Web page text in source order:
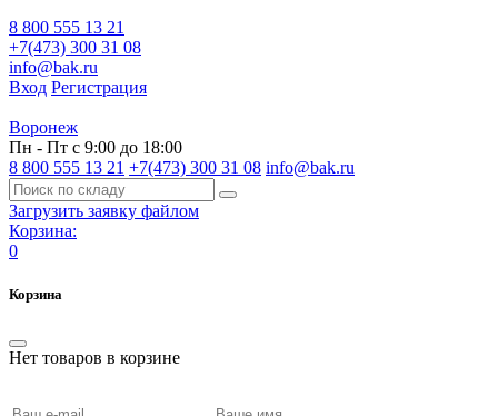
8 800 555 13 21
+7(473) 300 31 08
info@bak.ru
Вход Регистрация
Воронеж
Пн - Пт с 9:00 до 18:00
8 800 555 13 21 +7(473) 300 31 08 info@bak.ru
Загрузить заявку файлом
Корзина:
0
Корзина
Нет товаров в корзине